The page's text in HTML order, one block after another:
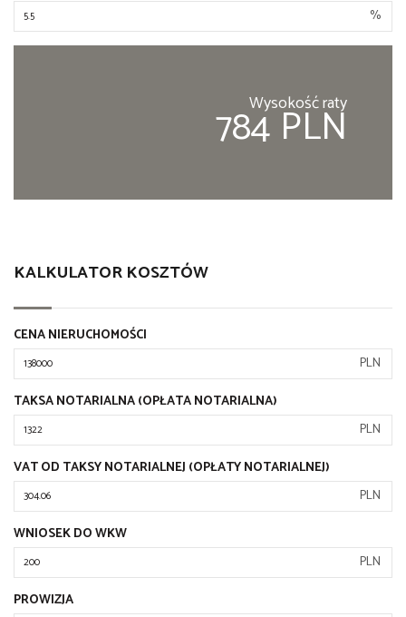
%
Wysokość raty
784 PLN
KALKULATOR KOSZTÓW
CENA NIERUCHOMOŚCI
PLN
TAKSA NOTARIALNA (OPŁATA NOTARIALNA)
PLN
VAT OD TAKSY NOTARIALNEJ (OPŁATY NOTARIALNEJ)
PLN
WNIOSEK DO WKW
PLN
PROWIZJA